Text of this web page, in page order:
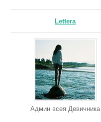
Lettera
Админ всея Девичника